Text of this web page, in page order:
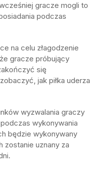
gracze mogli to
podczas
na celu złagodzenie
gracze próbujący
się
jak piłka uderza
wyzwalania graczy
wykonywania
będzie wykonywany
zostanie uznany za